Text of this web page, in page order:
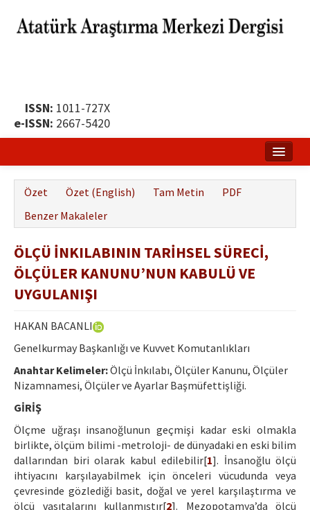
ISSN: 1011-727X
e-ISSN: 2667-5420
Yayın Politikası
Dergi Kurulları
Yayın İlkeleri
Yazar Rehberi
Hakem Rehberi
Özet Özet (English) Tam Metin
PDF
Benzer Makaleler
ÖLÇÜ İNKILABININ TARİHSEL SÜRECİ,
ÖLÇÜLER KANUNU’NUN KABULÜ VE
UYGULANIŞI
HAKAN BACANLI
Genelkurmay Başkanlığı ve Kuvvet Komutanlıkları
Anahtar Kelimeler:Ölçü İnkılabı, Ölçüler Kanunu, Ölçüler
Nizamnamesi, Ölçüler ve Ayarlar Başmüfettişliği.
GİRİŞ
Ölçme uğraşı insanoğlunun geçmişi kadar eski olmakla
birlikte, ölçüm bilimi -metroloji- de dünyadaki en eski bilim
dallarından biri olarak kabul edilebilir[1]. İnsanoğlu ölçü
ihtiyacını karşılayabilmek için önceleri vücudunda veya
çevresinde gözlediği basit, doğal ve yerel karşılaştırma ve
ölçü vasıtalarını kullanmıştır[2]. Mezopotamya’da ölçü